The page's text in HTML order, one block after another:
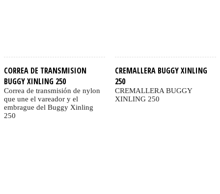
CORREA DE TRANSMISION
BUGGY XINLING 250
Correa de transmisión de nylon
que une el vareador y el
embrague del Buggy Xinling
250
CREMALLERA BUGGY XINLING
250
CREMALLERA BUGGY
XINLING 250